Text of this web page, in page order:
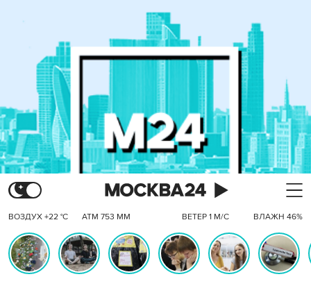
ВОЗДУХ +22 °C АТМ 753 ММ ВЕТЕР 1 М/С ВЛАЖН 46%